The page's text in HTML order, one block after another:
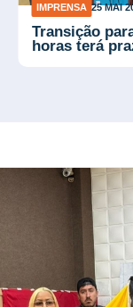
IMPRENSA 25 MAI
Transição
horas terá